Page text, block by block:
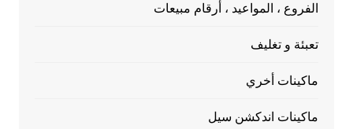
الفروع ، المواعيد ، أرقام مبيعات
تعبئة و تغليف
ماكينات أخري
ماكينات اندكشن سيل